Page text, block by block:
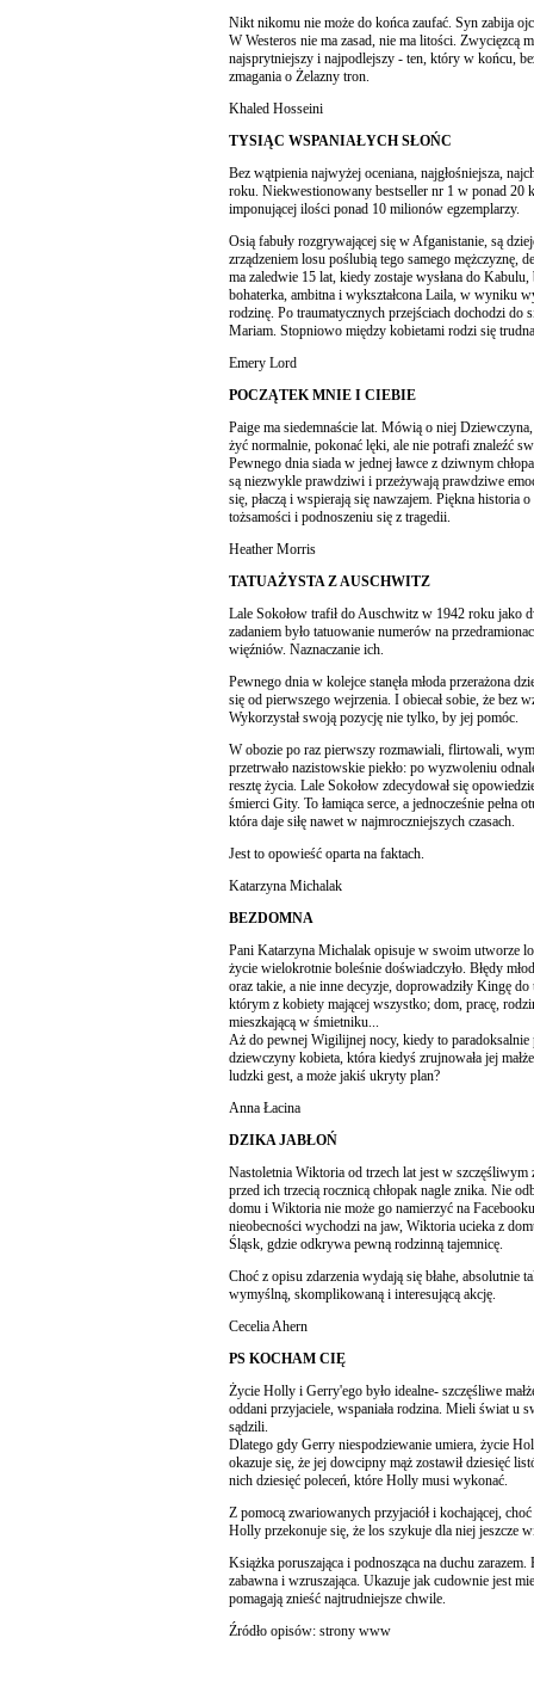
Nikt nikomu nie może do końca zaufać. Syn zabija
W Westeros nie ma zasad, nie ma litości. Zwycięzcą
najsprytniejszy i najpodlejszy - ten, który w końcu,
zmagania o Żelazny tron.
Khaled Hosseini
TYSIĄC WSPANIAŁYCH SŁOŃC
Bez wątpienia najwyżej oceniana, najgłośniejsza,
roku. Niekwestionowany bestseller nr 1 w ponad 20
imponującej ilości ponad 10 milionów egzemplarzy.
Osią fabuły rozgrywającej się w Afganistanie, są
zrządzeniem losu poślubią tego samego mężczyznę,
ma zaledwie 15 lat, kiedy zostaje wysłana do
bohaterka, ambitna i wykształcona Laila, w wyniku
rodzinę. Po traumatycznych przejściach dochodzi do
Mariam. Stopniowo między kobietami rodzi się
Emery Lord
POCZĄTEK MNIE I CIEBIE
Paige ma siedemnaście lat. Mówią o niej
żyć normalnie, pokonać lęki, ale nie potrafi znaleźć
Pewnego dnia siada w jednej ławce z dziwnym
są niezwykle prawdziwi i przeżywają prawdziwe
się, płaczą i wspierają się nawzajem. Piękna historia
tożsamości i podnoszeniu się z tragedii.
Heather Morris
TATUAŻYSTA Z AUSCHWITZ
Lale Sokołow trafił do Auschwitz w 1942 roku jako
zadaniem było tatuowanie numerów na
więźniów. Naznaczanie ich.
Pewnego dnia w kolejce stanęła młoda przerażona
się od pierwszego wejrzenia. I obiecał sobie, że bez
Wykorzystał swoją pozycję nie tylko, by jej pomóc.
W obozie po raz pierwszy rozmawiali, flirtowali,
przetrwało nazistowskie piekło: po wyzwoleniu
resztę życia. Lale Sokołow zdecydował się
śmierci Gity. To łamiąca serce, a jednocześnie pełna
która daje siłę nawet w najmroczniejszych czasach.
Jest to opowieść oparta na faktach.
Katarzyna Michalak
BEZDOMNA
Pani Katarzyna Michalak opisuje w swoim utworze
życie wielokrotnie boleśnie doświadczyło. Błędy
oraz takie, a nie inne decyzje, doprowadziły Kingę
którym z kobiety mającej wszystko; dom, pracę,
mieszkającą w śmietniku...
Aż do pewnej Wigilijnej nocy, kiedy to paradoksalnie
dziewczyny kobieta, która kiedyś zrujnowała jej
ludzki gest, a może jakiś ukryty plan?
Anna Łacina
DZIKA JABŁOŃ
Nastoletnia Wiktoria od trzech lat jest w szczęśliwym
przed ich trzecią rocznicą chłopak nagle znika. Nie
domu i Wiktoria nie może go namierzyć na
nieobecności wychodzi na jaw, Wiktoria ucieka z
Śląsk, gdzie odkrywa pewną rodzinną tajemnicę.
Choć z opisu zdarzenia wydają się błahe, absolutnie
wymyślną, skomplikowaną i interesującą akcję.
Cecelia Ahern
PS KOCHAM CIĘ
Życie Holly i Gerry'ego było idealne- szczęśliwe
oddani przyjaciele, wspaniała rodzina. Mieli świat u
sądzili.
Dlatego gdy Gerry niespodziewanie umiera, życie
okazuje się, że jej dowcipny mąż zostawił dziesięć
nich dziesięć poleceń, które Holly musi wykonać.
Z pomocą zwariowanych przyjaciół i kochającej,
Holly przekonuje się, że los szykuje dla niej jeszcze
Książka poruszająca i podnosząca na duchu
zabawna i wzruszająca. Ukazuje jak cudownie jest
pomagają znieść najtrudniejsze chwile.
Źródło opisów: strony www